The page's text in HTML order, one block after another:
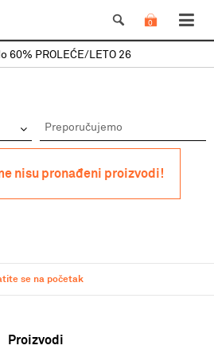
0
60% PROLEĆE/LETO 26
nisu pronađeni proizvodi!
se na početak
Proizvodi